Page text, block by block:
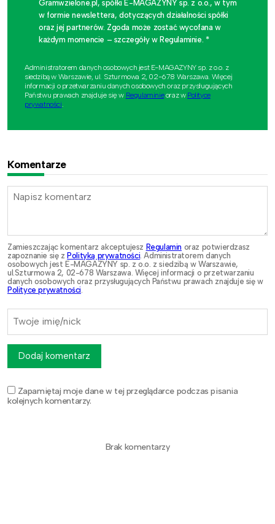
Gramwzielone.pl, spółki E-MAGAZYNY sp. z o.o., w tym
w formie newslettera, dotyczących działalności spółki
oraz jej partnerów. Zgoda może zostać wycofana w
każdym momencie – szczegóły w Regulaminie. *
Administratorem danych osobowych jest E-MAGAZYNY sp. z o.o. z
siedzibą w Warszawie, ul. Szturmowa 2, 02-678 Warszawa. Więcej
informacji o przetwarzaniu danych osobowych oraz przysługujących
Państwu prawach znajduje się w Regulaminieoraz w Polityce
prywatności.
Komentarze
Zamieszczając komentarz akceptujesz Regulamin oraz potwierdzasz
zapoznanie się zPolityką prywatności . Administratorem danych
osobowych jest E-MAGAZYNY sp. z o.o. z siedzibą w Warszawie,
ul.Szturmowa 2, 02-678 Warszawa. Więcej informacji o przetwarzaniu
danych osobowych oraz przysługujących Państwu prawach znajduje się w
Polityce prywatności
Zapamiętaj moje dane w tej przeglądarce podczas pisania
kolejnych komentarzy.
Dodaj komentarz
Brak komentarzy